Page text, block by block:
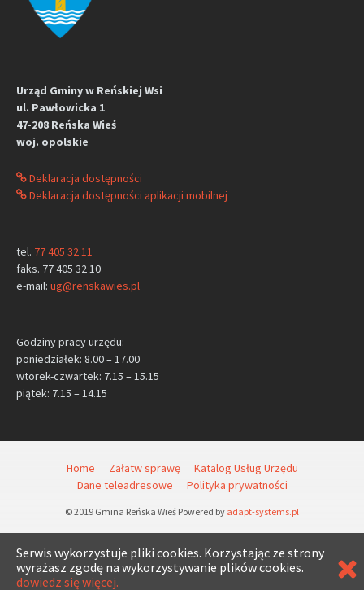
Urząd Gminy w Reńskiej Wsi
ul. Pawłowicka 1
47-208 Reńska Wieś
woj. opolskie
Deklaracja dostępności
Deklaracja dostępności aplikacji mobilnej
tel. 77 405 32 11
faks. 77 405 32 10
e-mail: ug@renskawies.pl
Godziny pracy urzędu:
poniedziałek: 8.00 – 17.00
wtorek-czwartek: 7.15 – 15.15
piątek: 7.15 – 14.15
Home Załatw sprawę
Katalog Usług Urzędu
Dane teleadresowe
Polityka prywatności
© 2019 Gmina Reńska Wieś Powered by adapt-systems.pl
Serwis wykorzystuje pliki cookies. Korzystając ze strony
wyrażasz zgodę na wykorzystywanie plików cookies.
dowiedz się więcej.